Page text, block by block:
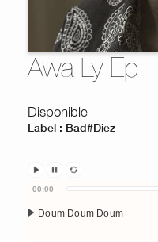
Awa Ly Ep
Disponible
Label : Bad#Diez
Audio
Player
Doum Doum Doum
00:00